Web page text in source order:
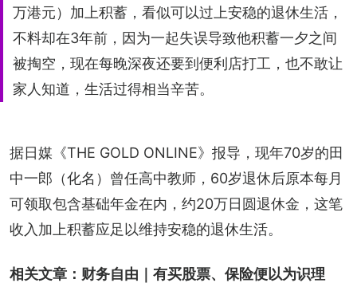
万港元）加上积蓄，看似可以过上安稳的退休生活，
不料却在3年前，因为一起失误导致他积蓄一夕之间
被掏空，现在每晚深夜还要到便利店打工，也不敢让
家人知道，生活过得相当辛苦。
据日媒《THE GOLD ONLINE》报导，现年70岁的田
中一郎（化名）曾任高中教师，60岁退休后原本每月
可领取包含基础年金在内，约20万日圆退休金，这笔
收入加上积蓄应足以维持安稳的退休生活。
相关文章： 财务自由｜有买股票、保险便以为识理